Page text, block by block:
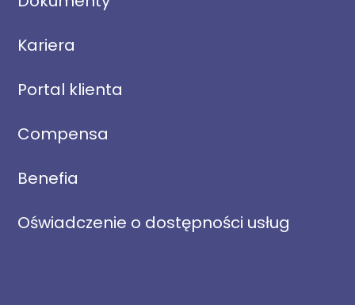
Kariera
Portal klienta
Compensa
Benefia
Oświadczenie o dostępności usług